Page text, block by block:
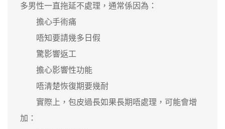
多男性一直拖延不處理，通常係因為：
擔心手術痛
唔知要請幾多日假
驚影響返工
擔心影響性功能
唔清楚恢復期要幾耐
實際上，包皮過長如果長期唔處理，可能會增
加：